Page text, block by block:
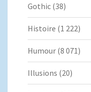
Gothic (38)
Histoire (1 222)
Humour (8 071)
Illusions (20)